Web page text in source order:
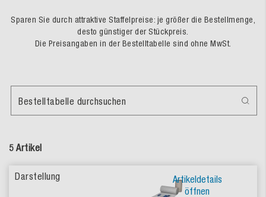
Sparen Sie durch attraktive Staffelpreise: je größer die Bestellmenge,
desto günstiger der Stückpreis.
Die Preisangaben in der Bestelltabelle sind ohne MwSt.
5 Artikel
Bestelltabelle durchsuchen
Artikeldetails
öffnen